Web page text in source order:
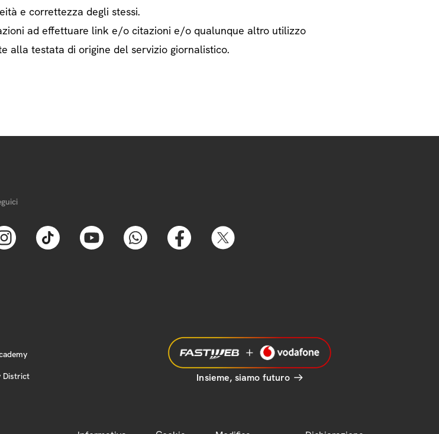
e correttezza degli stessi.
ad effettuare link e/o citazioni e/o qualunque altro utilizzo
alla testata di origine del servizio giornalistico.
District Insieme, siamo futuro